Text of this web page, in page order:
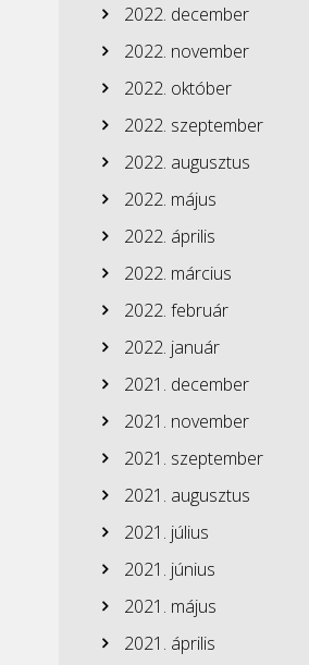
2022. december
2022. november
2022. október
2022. szeptember
2022. augusztus
2022. május
2022. április
2022. március
2022. február
2022. január
2021. december
2021. november
2021. szeptember
2021. augusztus
2021. július
2021. június
2021. május
2021. április